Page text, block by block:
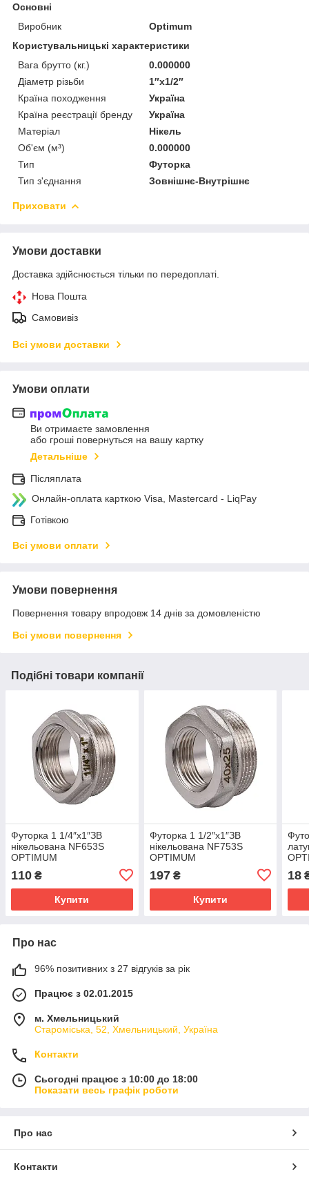
Основні
Виробник
Optimum
Користувальницькі характеристики
Вага брутто (кг.)
0.000000
Діаметр різьби
1″x1/2″
Країна походження
Україна
Країна реєстрації бренду
Україна
Матеріал
Нікель
Об'єм (м³)
0.000000
Тип
Футорка
Тип з'єднання
Зовнішнє-Внутрішнє
Приховати
Умови доставки
Доставка здійснюється тільки по передоплаті.
Нова Пошта
Самовивіз
Всі умови доставки
Умови оплати
Ви отримаєте замовлення
або гроші повернуться на вашу картку
Детальніше
Післяплата
Онлайн-оплата карткою Visa, Mastercard - LiqPay
Готівкою
Всі умови оплати
Умови повернення
Повернення товару впродовж 14 днів за домовленістю
Всі умови повернення
Подібні товари компанії
Футорка 1 1/4″х1″ЗВ
нікельована NF653S
OPTIMUM
110 ₴
Купити
Футорка 1 1/2″х1″ЗВ
нікельована NF753S
OPTIMUM
197₴
Купити
18
Про нас
96% позитивних з 27 відгуків за рік
Працює з 02.01.2015
м. Хмельницький
Староміська, 52, Хмельницький, Україна
Контакти
Сьогодні працює з 10:00 до 18:00
Показати весь графік роботи
Про нас
Контакти